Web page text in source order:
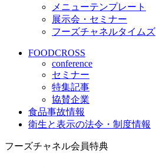
メニューテンプレート
展示会・セミナー
フーズチャネルタイムズ
FOODCROSS
conference
セミナー
特集記事
協賛企業
食品事故情報
衛生と表示の法令・制度情報
フーズチャネル会員特典